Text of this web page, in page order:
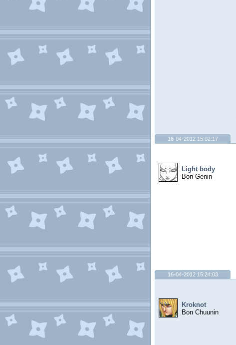
16-04-2012 15:02:17
Light body
Bon Genin
16-04-2012 15:24:03
Kroknot
Bon Chuunin